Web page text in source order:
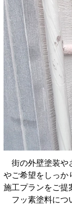
街の外壁塗装や
やご希望をしっか
施工プランをご提
フッ素塗料につ